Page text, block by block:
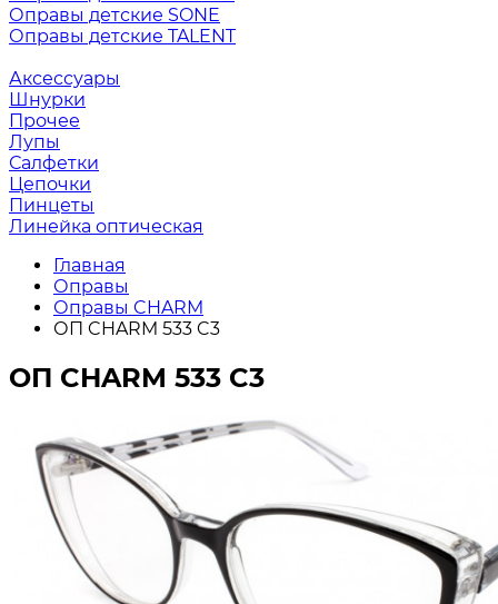
Оправы детские SONE
Оправы детские TALENT
Аксессуары
Шнурки
Прочее
Лупы
Салфетки
Цепочки
Пинцеты
Линейка оптическая
Главная
Оправы
Оправы CHARM
ОП CHARM 533 C3
ОП CHARM 533 C3